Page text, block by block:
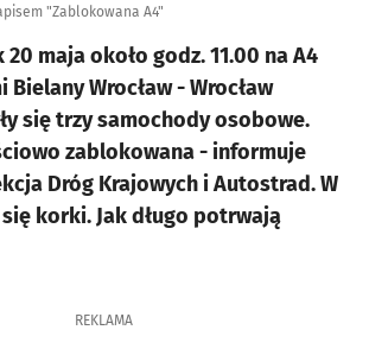
"Zablokowana A4"
20 maja około godz. 11.00 na A4
Bielany Wrocław - Wrocław
się trzy samochody osobowe.
zablokowana - informuje
Dróg Krajowych i Autostrad. W
korki. Jak długo potrwają
REKLAMA